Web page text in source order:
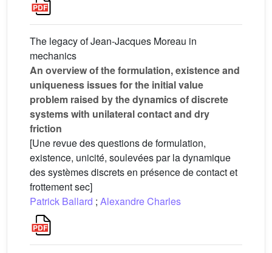
The legacy of Jean-Jacques Moreau in
mechanics
An overview of the formulation, existence and
uniqueness issues for the initial value
problem raised by the dynamics of discrete
systems with unilateral contact and dry
friction
[Une revue des questions de formulation,
existence, unicité, soulevées par la dynamique
des systèmes discrets en présence de contact et
frottement sec]
Patrick Ballard ; Alexandre Charles